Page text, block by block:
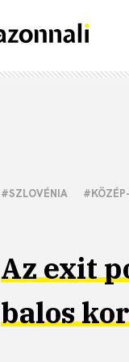
#SZLOVÉNIA
Az exit
balos